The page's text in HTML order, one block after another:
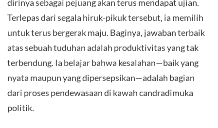
dirinya sebagai pejuang akan terus mendapat ujian.
Terlepas dari segala hiruk-pikuk tersebut, ia memilih
untuk terus bergerak maju. Baginya, jawaban terbaik
atas sebuah tuduhan adalah produktivitas yang tak
terbendung. Ia belajar bahwa kesalahan—baik yang
nyata maupun yang dipersepsikan—adalah bagian
dari proses pendewasaan di kawah candradimuka
politik.